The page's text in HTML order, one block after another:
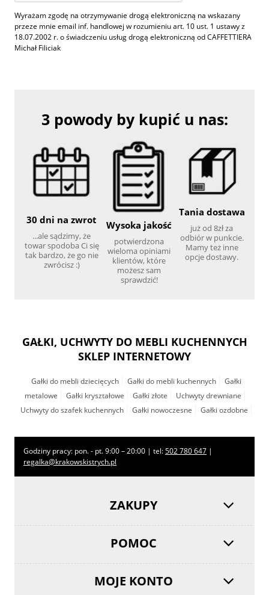
Wyrażam zgodę na otrzymywanie drogą elektroniczną na wskazany
przeze mnie email inf. handlowej w rozumieniu art. 10 ust. 1 ustawy z
18.07.2002 r. o świadczeniu usług drogą elektroniczną od CAFFETTIERA
Michał Filiciak
3 powody by kupić u nas:
30 dni na zwrot
...ale sądzimy, że
towar spodoba Ci się
tak bardzo, że go nie
zwrócisz :)
Wysoka jakość
potwierdzona
wieloma opiniami
klientów, które
możesz sam
sprawdzić!
Tania dostawa
już od 8zł za
odbiór w punkcie.
Mamy też inne
opcje dostawy.
GAŁKI, UCHWYTY DO MEBLI KUCHENNYCH
SKLEP INTERNETOWY
Gałki do mebli dziecięcych Gałki do mebli kuchennych
Gałki
metalowe
Gałki kryształowe Gałki złote
Uchwyty drewniane
Uchwyty do szafek kuchennych
Gałki nowoczesne Gałki ozdobne
Godziny pracy: pon. - pt. 9:00 – 20:00 | tel:502 780 647 |
regalka@krakowskistrych.pl
ZAKUPY
POMOC
MOJE KONTO